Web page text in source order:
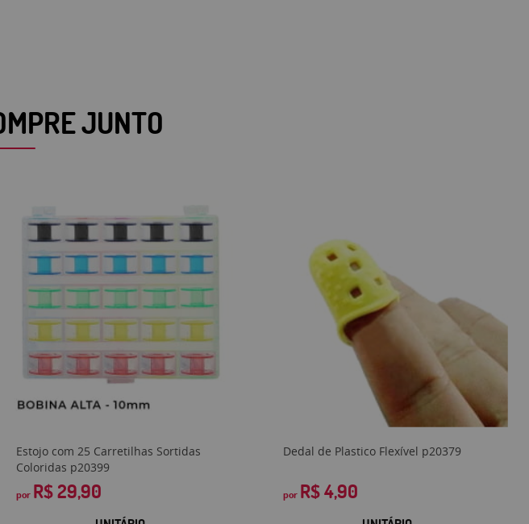
JUNTO
Estojo com 25 Carretilhas Sortidas
Coloridas p20399
por R$ 29,90
Dedal de Plastico Flexível p20379
por R$ 4,90